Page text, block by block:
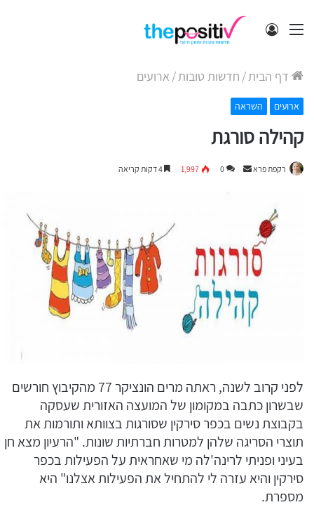
תפריט התחבר
דף הבית/ חדשות טובות/ ארועים
ארועים השראה
קהילה סורגת
רקפת פרא
Send
0
1,997
לפני קרוב לשנה, ראתה מרים הונציקר 77 מהקיבוץ חורשים
שבשרון כתבה במקומון של המועצה האזורית שעסקה
בקבוצת נשים בכפר סירקין שסורגות בצוותא ותורמות את
תוצרי הסריגה שלהן למטרות חברתיות שונות. "הרעיון מצא חן
בעיני ופניתי לרינה'לה מי שאחראית על הפעילות בכפר
סירקין והיא עזרה לי להתחיל את הפעילות אצלנו" היא
מספרת.